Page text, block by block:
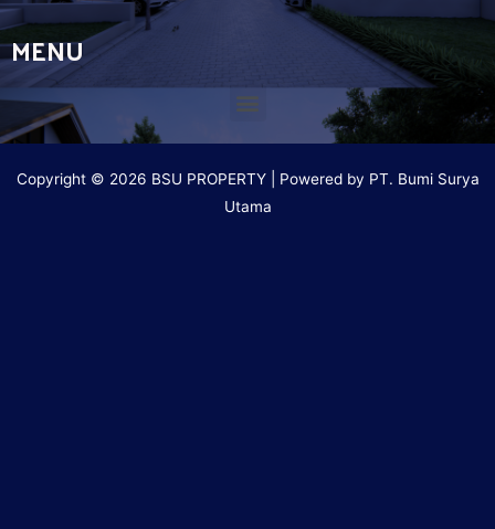
MENU
Copyright © 2026 BSU PROPERTY | Powered by PT. Bumi Surya
Utama